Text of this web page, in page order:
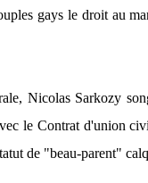
gays le droit au
Nicolas Sarkozy
le Contrat d'union
de "beau-parent"